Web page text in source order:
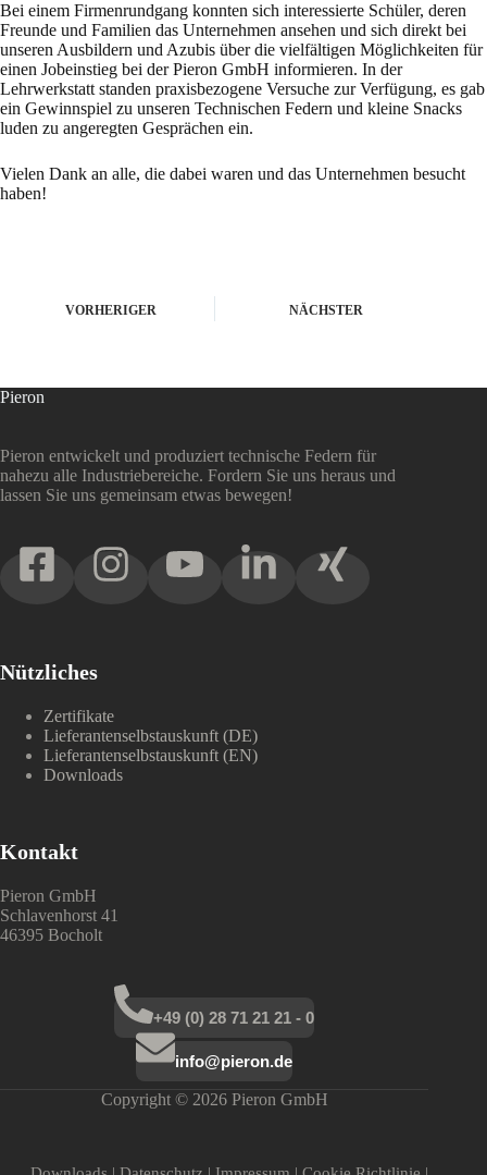
Bei einem Firmenrundgang konnten sich interessierte Schüler, deren
Freunde und Familien das Unternehmen ansehen und sich direkt bei
unseren Ausbildern und Azubis über die vielfältigen Möglichkeiten für
einen Jobeinstieg bei der Pieron GmbH informieren. In der
Lehrwerkstatt standen praxisbezogene Versuche zur Verfügung, es gab
ein Gewinnspiel zu unseren Technischen Federn und kleine Snacks
luden zu angeregten Gesprächen ein.
Vielen Dank an alle, die dabei waren und das Unternehmen besucht
haben!
VORHERIGER NÄCHSTER
Pieron
Pieron entwickelt und produziert technische Federn für
nahezu alle Industriebereiche. Fordern Sie uns heraus und
lassen Sie uns gemeinsam etwas bewegen!
Nützliches
Zertifikate
Lieferantenselbstauskunft (DE)
Lieferantenselbstauskunft (EN)
Downloads
Kontakt
Pieron GmbH
Schlavenhorst 41
46395 Bocholt
+49 (0) 28 71 21 21 - 0
info@pieron.de
Copyright © 2026 Pieron GmbH